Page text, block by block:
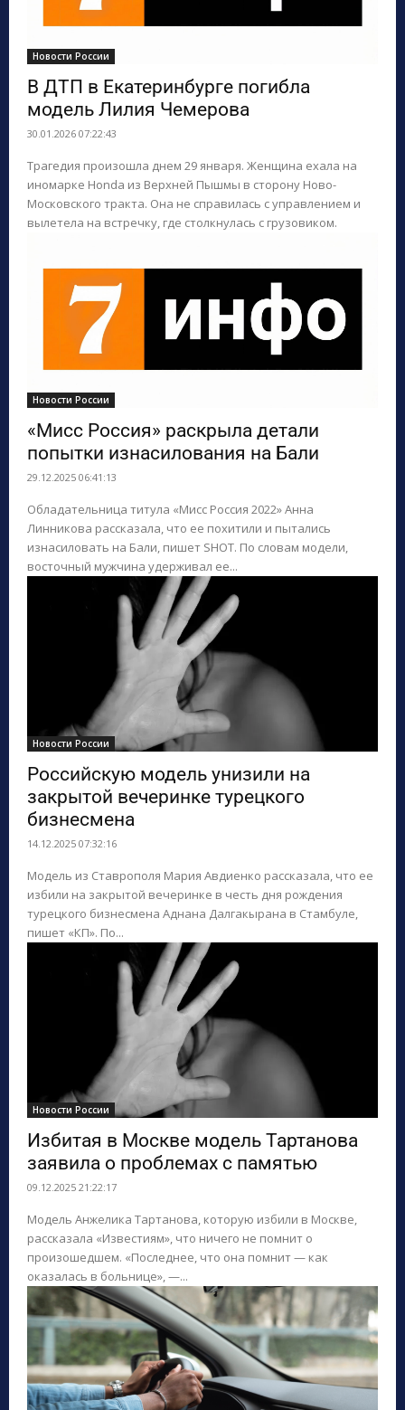
Новости России
В ДТП в Екатеринбурге погибла
модель Лилия Чемерова
30.01.2026 07:22:43
Трагедия произошла днем 29 января. Женщина ехала на
иномарке Honda из Верхней Пышмы в сторону Ново-
Московского тракта. Она не справилась с управлением и
вылетела на встречку, где столкнулась с грузовиком.
Новости России
«Мисс Россия» раскрыла детали
попытки изнасилования на Бали
29.12.2025 06:41:13
Обладательница титула «Мисс Россия 2022» Анна
Линникова рассказала, что ее похитили и пытались
изнасиловать на Бали, пишет SHOT. По словам модели,
восточный мужчина удерживал ее...
Новости России
Российскую модель унизили на
закрытой вечеринке турецкого
бизнесмена
14.12.2025 07:32:16
Модель из Ставрополя Мария Авдиенко рассказала, что ее
избили на закрытой вечеринке в честь дня рождения
турецкого бизнесмена Аднана Далгакырана в Стамбуле,
пишет «КП». По...
Новости России
Избитая в Москве модель Тартанова
заявила о проблемах с памятью
09.12.2025 21:22:17
Модель Анжелика Тартанова, которую избили в Москве,
рассказала «Известиям», что ничего не помнит о
произошедшем. «Последнее, что она помнит — как
оказалась в больнице», —...